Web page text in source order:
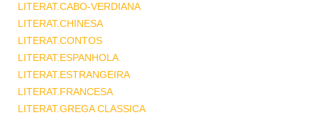
LITERAT.CABO-VERDIANA
LITERAT.CHINESA
LITERAT.CONTOS
LITERAT.ESPANHOLA
LITERAT.ESTRANGEIRA
LITERAT.FRANCESA
LITERAT.GREGA CLASSICA